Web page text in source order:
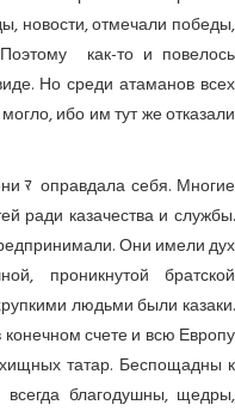
новости, отмечали победы,
как-то и повелось
Но среди атаманов всех
ибо им тут же отказали
ﾏ оправдала себя. Многие
ради казачества и службы.
Они имели дух
проникнутой братской
людьми были казаки.
конечном счете и всю Европу
татар. Беспощадны к
всегда благодушны, щедры,